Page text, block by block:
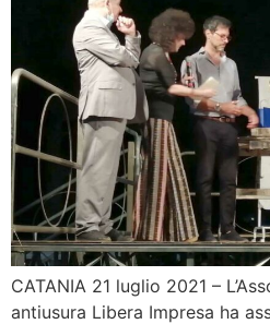
CATANIA 21 luglio 2021 –
antiusura Libera Impresa ha